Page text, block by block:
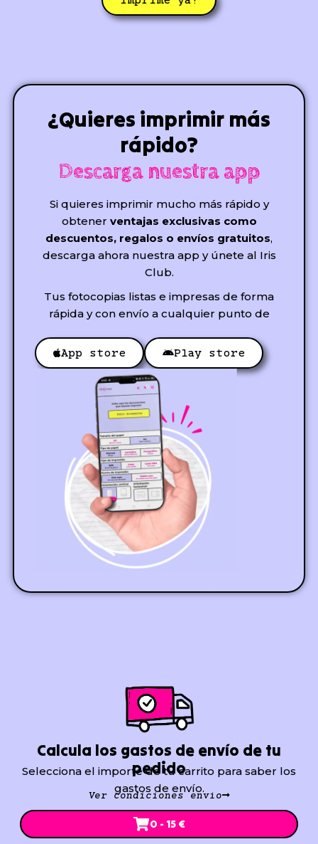
¿Quieres imprimir más
rápido?
Descarga nuestra app
Si quieres imprimir mucho más rápido y
obtener ventajas exclusivas como
descuentos, regalos o envíos gratuitos,
descarga ahora nuestra app y únete al Iris
Club.
Tus fotocopias listas e impresas de forma
rápida y con envío a cualquier punto de
App store Play store
Calcula los gastos de envío de tu
pedido
Selecciona el importe de tu carrito para saber los
gastos de envío.
Ver condiciones envío
0 - 15 €